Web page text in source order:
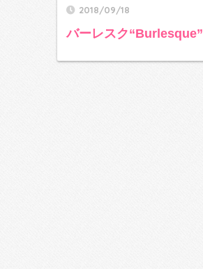
2018/09/18
バーレスク“Burlesque”